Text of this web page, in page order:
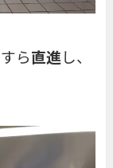
ら直進し、